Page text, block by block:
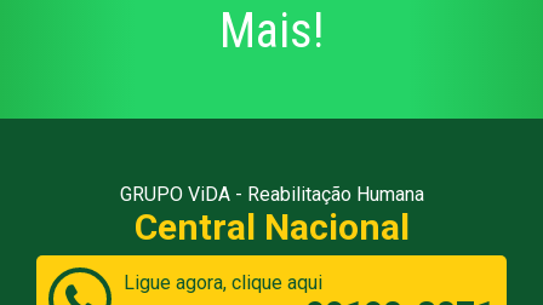
Mais!
GRUPO ViDA - Reabilitação Humana
Central Nacional
Ligue agora, clique aqui